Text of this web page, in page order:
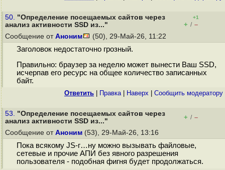
50. "Определение посещаемых сайтов через
анализ активности SSD из..."
+1
+ / –
Сообщение от Аноним (50), 29-Май-26, 11:22
Заголовок недостаточно грозный.
Правильно: браузер за неделю может вынести Ваш SSD,
исчерпав его ресурс на общее количество записанных
байт.
Ответить Правка| Наверх Cообщить модератору
53. "Определение посещаемых сайтов через
анализ активности SSD из..."
+ / –
Сообщение от Аноним (53), 29-Май-26, 13:16
Пока всякому JS-г…ну можно вызывать файловые,
сетевые и прочие АПИ без явного разрешения
пользователя - подобная фигня будет продолжаться.